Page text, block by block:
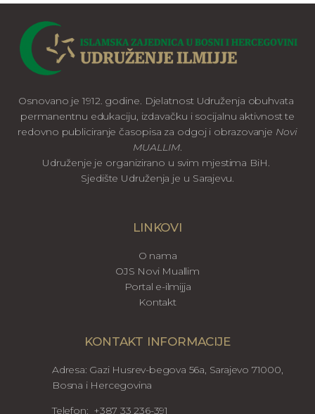
Osnovano je 1912. godine. Djelatnost Udruženja obuhvata
permanentnu edukaciju, izdavačku i socijalnu aktivnost te
redovno publiciranje časopisa za odgoj i obrazovanje Novi
MUALLIM.
Udruženje je organizirano u svim mjestima BiH.
Sjedište Udruženja je u Sarajevu.
LINKOVI
O nama
OJS Novi Muallim
Portal e-ilmijja
Kontakt
KONTAKT INFORMACIJE
Adresa: Gazi Husrev-begova 56a, Sarajevo 71000,
Bosna i Hercegovina
Telefon: +387 33 236-391